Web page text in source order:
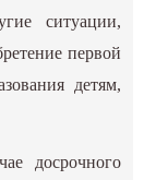
ситуации,
первой
детям,
досрочного